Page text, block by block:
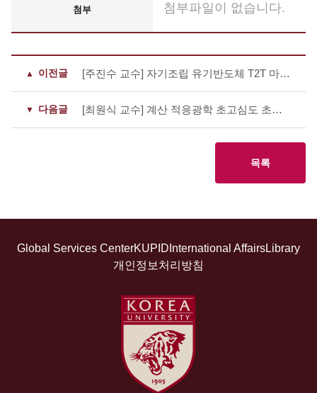
첨부 첨부파일이 없습니다.
이전글 [주진수 교수] 자기조립 유기반도체 T2T 마이크로 결정에서 초협대역(Ultra-narrow) 적색 발광 구현
다음글 [최원식 교수] 계산 적응광학 초고심도 초고해상도 이미징 기술 개발
목록
Global Services CenterKUPID International AffairsLibrary
개인정보처리방침